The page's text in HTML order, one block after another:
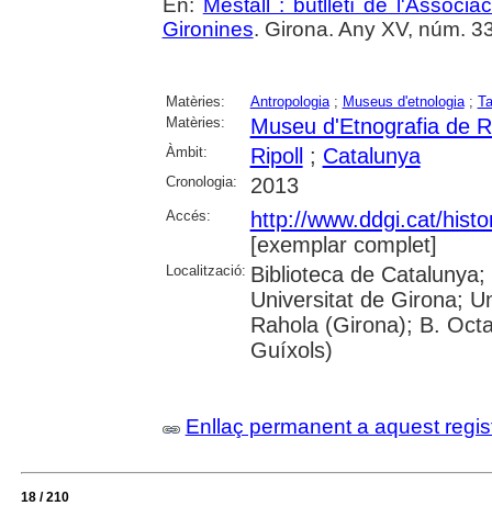
En: Mestall : butlletí de
Gironines. Girona. Any XV, núm.
Matèries: Antropologia; Museus d'etnologia;
Matèries:
Museu d'Etnografia de
Àmbit: Ripoll ; Catalunya
Cronologia: 2013
Accés:
http://www.ddgi.cat/
[exemplar complet]
Localització: Biblioteca de
Universitat de Girona;
Rahola (Girona); B.
Guíxols)
Enllaç permanent a aquest
18 / 210